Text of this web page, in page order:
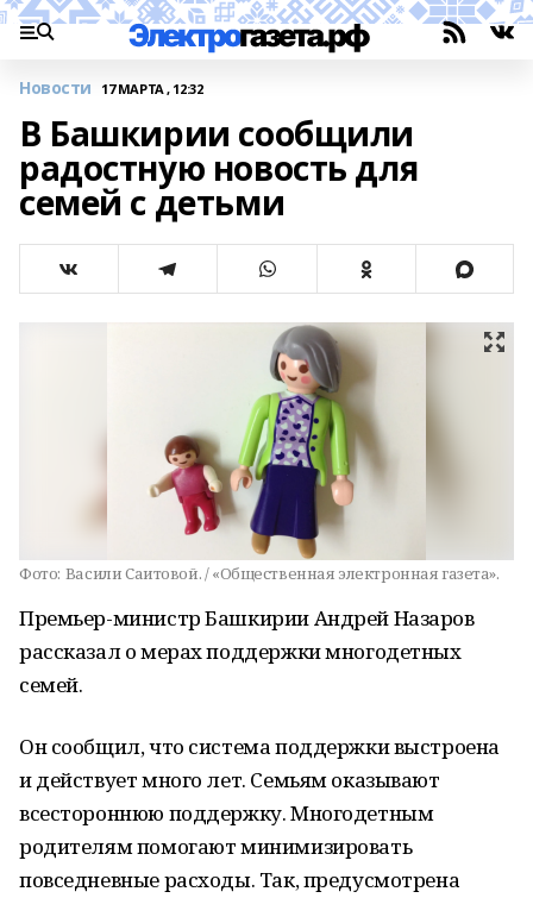
Новости 17 МАРТА , 12:32
В Башкирии сообщили
радостную новость для
семей с детьми
Фото: Васили Саитовой. / «Общественная электронная газета».
Премьер-министр Башкирии Андрей Назаров
рассказал о мерах поддержки многодетных
семей.
Он сообщил, что система поддержки выстроена
и действует много лет. Семьям оказывают
всестороннюю поддержку. Многодетным
родителям помогают минимизировать
повседневные расходы. Так, предусмотрена